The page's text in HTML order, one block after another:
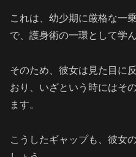
これは、幼少期に厳格な一
で、護身術の一環として学
そのため、彼女は見た目に
おり、いざという時にはそ
ます。
こうしたギャップも、彼女